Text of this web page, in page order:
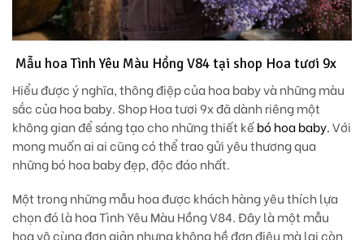
Mẫu hoa Tình Yêu Màu Hồng V84 tại shop Hoa tươi 9x
Hiểu được ý nghĩa, thông điệp của hoa baby và những màu
sắc của hoa baby. Shop Hoa tươi 9x đã dành riêng một
không gian để sáng tạo cho những thiết kếbó hoa baby.Với
mong muốn ai ai cũng có thể trao gửi yêu thương qua
những bó hoa baby đẹp, độc đáo nhất.
Một trong những mẫu hoa được khách hàng yêu thích lựa
chọn đó là hoa Tình Yêu Màu Hồng V84. Đây là một mẫu
hoa vô cùng đơn giản nhưng không hề đơn điệu mà lại còn